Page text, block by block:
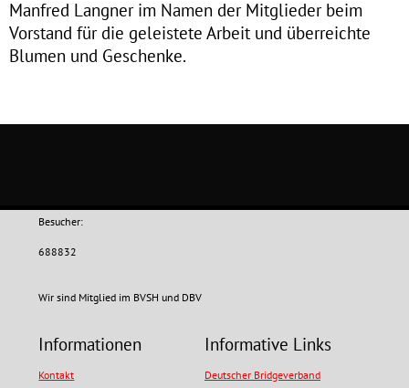
Manfred Langner im Namen der Mitglieder beim
Vorstand für die geleistete Arbeit und überreichte
Blumen und Geschenke.
Besucher:
688832
Wir sind Mitglied im BVSH und DBV
Informationen
Kontakt
Informative Links
Deutscher Bridgeverband